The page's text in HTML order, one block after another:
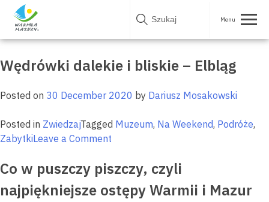
Skip
Tag:
Wędrówki dalekie i bliskie – Elbląg
Posted on 30 December 2020 by Dariusz Mosakowski
Posted in ZwiedzajTagged Muzeum, Na Weekend, Podróże,
ZabytkiLeave a Comment
dalekie
bliskie
Co w puszczy piszczy, czyli
najpiękniejsze ostępy Warmii i Mazur